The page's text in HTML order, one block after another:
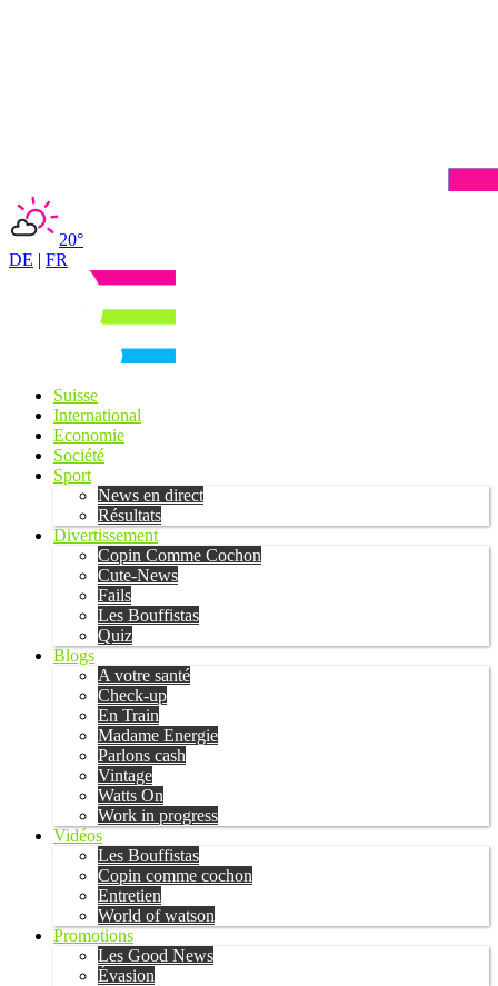
20°
DE | FR
Suisse
International
Economie
Société
Sport
News en direct
Résultats
Divertissement
Copin Comme Cochon
Cute-News
Fails
Les Bouffistas
Quiz
Blogs
A votre santé
Check-up
En Train
Madame Energie
Parlons cash
Vintage
Watts On
Work in progress
Vidéos
Les Bouffistas
Copin comme cochon
Entretien
World of watson
Promotions
Les Good News
Évasion